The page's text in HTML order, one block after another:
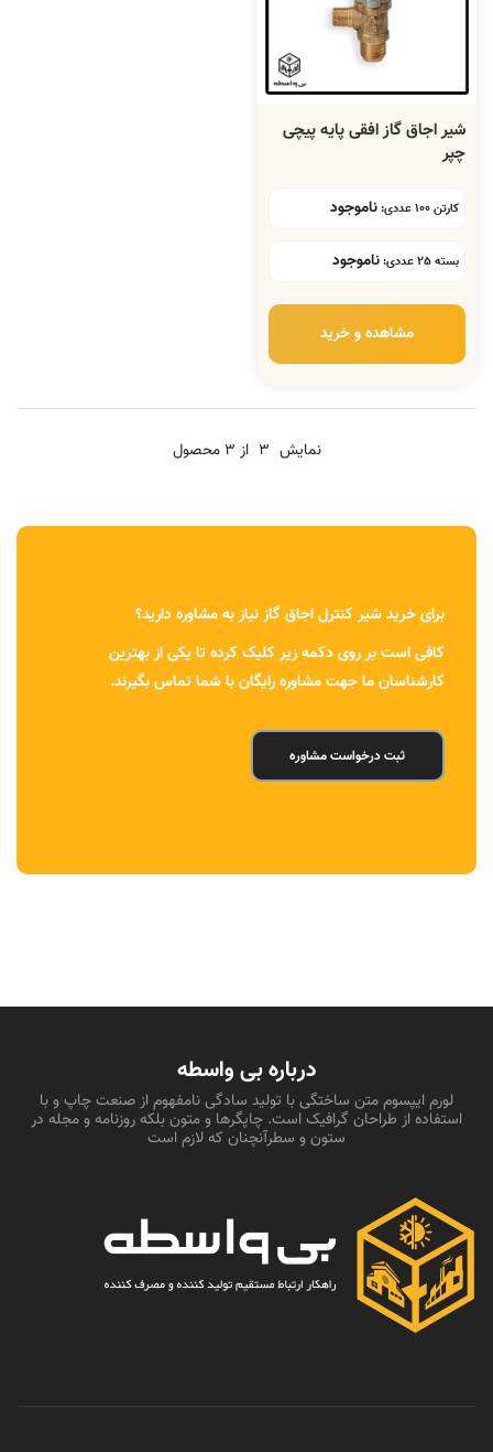
شیر اجاق گاز افقی پایه پیچی
چپر
کارتن 100 عددی: ناموجود
بسته 25 عددی: ناموجود
مشاهده و خرید
نمایش 3 از 3 محصول
برای خرید شیر کنترل اجاق گاز نیاز به مشاوره دارید؟
کافی است بر روی دکمه زیر کلیک کرده تا یکی از بهترین
کارشناسان ما جهت مشاوره رایگان با شما تماس بگیرند.
ثبت درخواست مشاوره
درباره بی واسطه
لورم ایپسوم متن ساختگی با تولید سادگی نامفهوم از صنعت چاپ و با
استفاده از طراحان گرافیک است. چاپگرها و متون بلکه روزنامه و مجله در
ستون و سطرآنچنان که لازم است